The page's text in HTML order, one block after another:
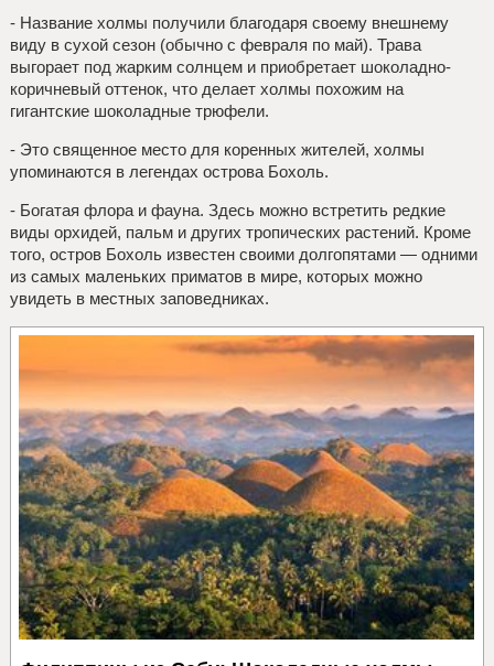
- Название холмы получили благодаря своему внешнему
виду в сухой сезон (обычно с февраля по май). Трава
выгорает под жарким солнцем и приобретает шоколадно-
коричневый оттенок, что делает холмы похожим на
гигантские шоколадные трюфели.
- Это священное место для коренных жителей, холмы
упоминаются в легендах острова Бохоль.
- Богатая флора и фауна. Здесь можно встретить редкие
виды орхидей, пальм и других тропических растений. Кроме
того, остров Бохоль известен своими долгопятами — одними
из самых маленьких приматов в мире, которых можно
увидеть в местных заповедниках.